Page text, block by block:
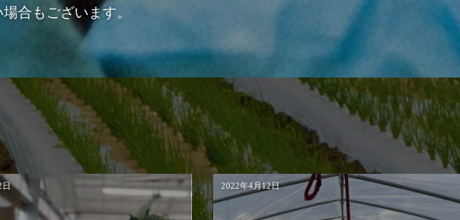
合もございます。
日 2022年4月12日